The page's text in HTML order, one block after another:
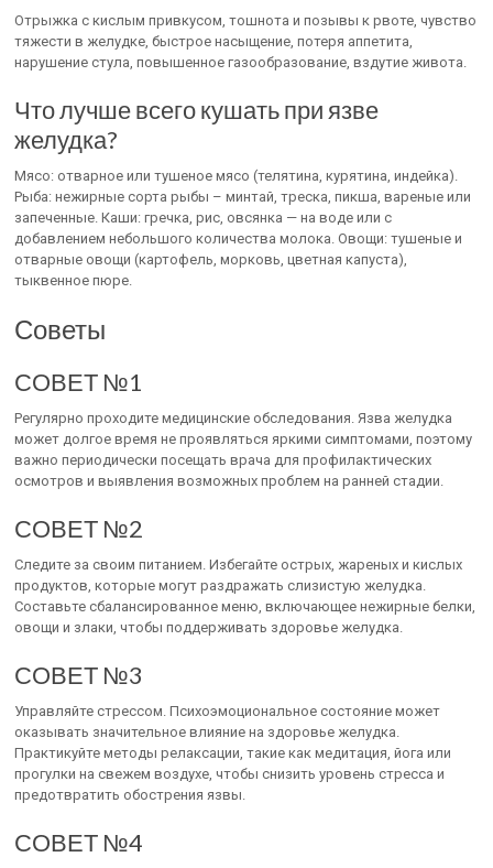
Отрыжка с кислым привкусом, тошнота и позывы к рвоте, чувство
тяжести в желудке, быстрое насыщение, потеря аппетита,
нарушение стула, повышенное газообразование, вздутие живота.
Что лучше всего кушать при язве
желудка?
Мясо: отварное или тушеное мясо (телятина, курятина, индейка).
Рыба: нежирные сорта рыбы – минтай, треска, пикша, вареные или
запеченные. Каши: гречка, рис, овсянка — на воде или с
добавлением небольшого количества молока. Овощи: тушеные и
отварные овощи (картофель, морковь, цветная капуста),
тыквенное пюре.
Советы
СОВЕТ №1
Регулярно проходите медицинские обследования. Язва желудка
может долгое время не проявляться яркими симптомами, поэтому
важно периодически посещать врача для профилактических
осмотров и выявления возможных проблем на ранней стадии.
СОВЕТ №2
Следите за своим питанием. Избегайте острых, жареных и кислых
продуктов, которые могут раздражать слизистую желудка.
Составьте сбалансированное меню, включающее нежирные белки,
овощи и злаки, чтобы поддерживать здоровье желудка.
СОВЕТ №3
Управляйте стрессом. Психоэмоциональное состояние может
оказывать значительное влияние на здоровье желудка.
Практикуйте методы релаксации, такие как медитация, йога или
прогулки на свежем воздухе, чтобы снизить уровень стресса и
предотвратить обострения язвы.
СОВЕТ №4